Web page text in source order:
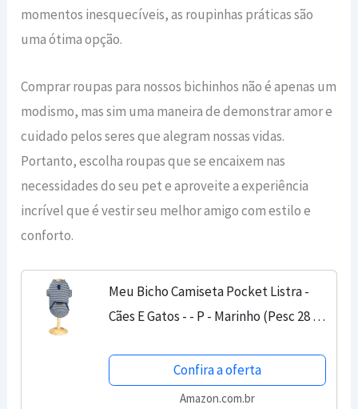
momentos inesquecíveis, as roupinhas práticas são
uma ótima opção.
Comprar roupas para nossos bichinhos não é apenas um
modismo, mas sim uma maneira de demonstrar amor e
cuidado pelos seres que alegram nossas vidas.
Portanto, escolha roupas que se encaixem nas
necessidades do seu pet e aproveite a experiência
incrível que é vestir seu melhor amigo com estilo e
conforto.
Meu Bicho Camiseta Pocket Listra -
Cães E Gatos - - P - Marinho (Pesc 28 X
Confira a oferta
Amazon.com.br